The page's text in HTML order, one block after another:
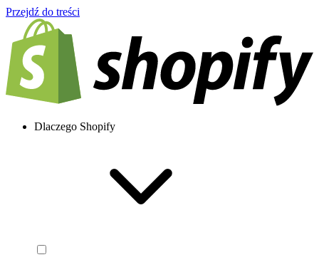
Przejdź do treści
Dlaczego Shopify